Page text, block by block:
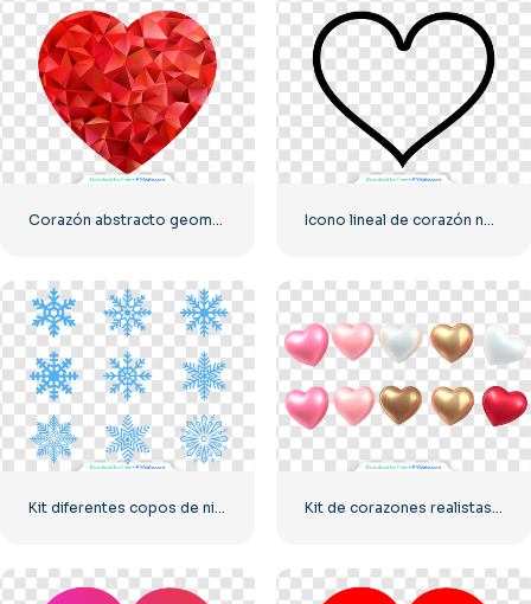
Corazón abstracto geométrico abstracto Icono lineal de corazón negro – 1
Kit diferentes copos de nieve azules Kit de corazones realistas 3D